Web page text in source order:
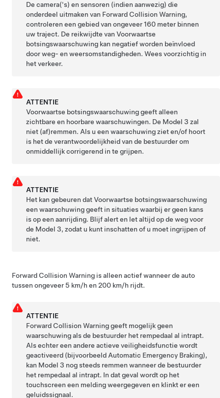
De camera('s) en sensoren (indien aanwezig) die
onderdeel uitmaken van Forward Collision Warning,
controleren een gebied van ongeveer160 meter binnen
uw traject. De reikwijdte van Voorwaartse
botsingswaarschuwing kan negatief worden beïnvloed
door weg- en weersomstandigheden. Wees voorzichtig in
het verkeer.
ATTENTIE
Voorwaartse botsingswaarschuwing geeft alleen
zichtbare en hoorbare waarschuwingen. De Model 3 zal
niet (af)remmen. Als u een waarschuwing ziet en/of hoort
is het de verantwoordelijkheid van de bestuurder om
onmiddellijk corrigerend in te grijpen.
ATTENTIE
Het kan gebeuren dat Voorwaartse botsingswaarschuwing
een waarschuwing geeft in situaties waarbij er geen kans
is op een aanrijding. Blijf alert en let altijd op de weg voor
de Model 3, zodat u kunt inschatten of u moet ingrijpen of
niet.
Forward Collision Warning is alleen actief wanneer de auto
tussen ongeveer 5 km/h en 200 km/h rijdt.
ATTENTIE
Forward Collision Warning geeft mogelijk geen
waarschuwing als de bestuurder het rempedaal al intrapt.
Als echter een andere actieve veiligheidsfunctie wordt
geactiveerd (bijvoorbeeld Automatic Emergency Braking),
kan Model 3 nog steeds remmen wanneer de bestuurder
het rempedaal al intrapt. In dat geval wordt op het
touchscreen een melding weergegeven en klinkt er een
geluidssignaal.